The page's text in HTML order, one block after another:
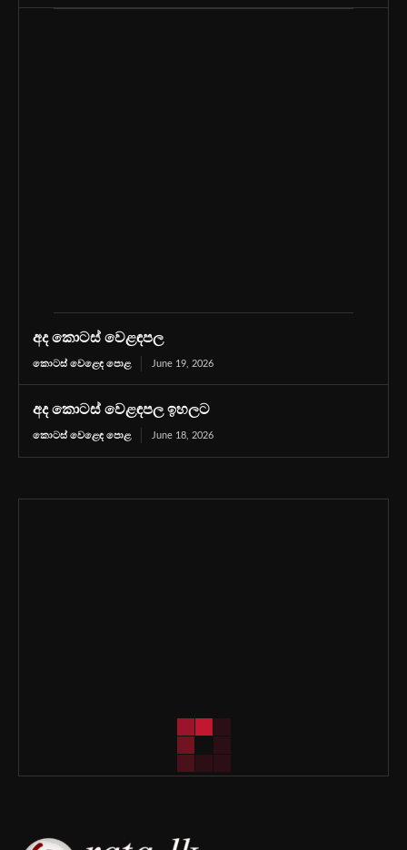
අද කොටස් වෙළඳපල
කොටස් වෙළෙඳ පොළ June 19, 2026
අද කොටස් වෙළඳපල ඉහලට
කොටස් වෙළෙඳ පොළ June 18, 2026